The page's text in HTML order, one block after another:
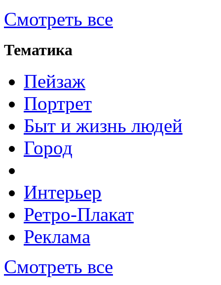
Смотреть все
Тематика
Пейзаж
Портрет
Быт и жизнь людей
Город
Интерьер
Ретро-Плакат
Реклама
Смотреть все